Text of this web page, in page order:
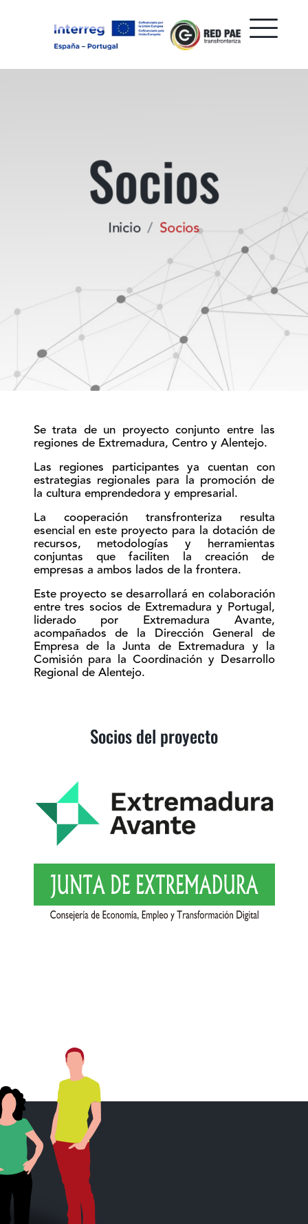
Socios
Inicio Socios
Se trata de un proyecto conjunto entre las
regiones de Extremadura, Centro y Alentejo.
Las regiones participantes ya cuentan con
estrategias regionales para la promoción de
la cultura emprendedora y empresarial.
La cooperación transfronteriza resulta
esencial en este proyecto para la dotación de
recursos, metodologías y herramientas
conjuntas que faciliten la creación de
empresas a ambos lados de la frontera.
Este proyecto se desarrollará en colaboración
entre tres socios de Extremadura y Portugal,
liderado por Extremadura Avante,
acompañados de la Dirección General de
Empresa de la Junta de Extremadura y la
Comisión para la Coordinación y Desarrollo
Regional de Alentejo.
Socios del proyecto